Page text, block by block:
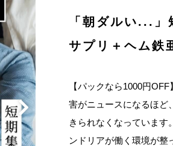
「朝ダルい...
サプリ＋ヘム鉄
【パックなら1000円
害がニュースになるほど
きられなくなっています
ンドリアが働く環境が整